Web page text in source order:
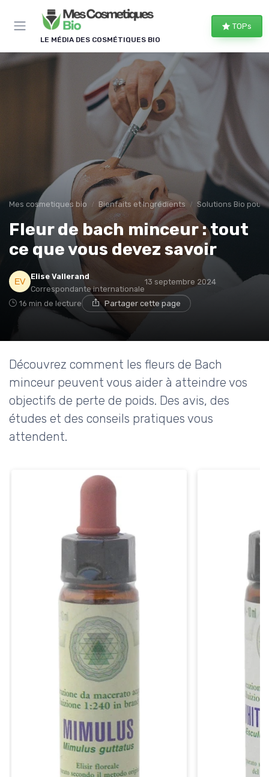
LE MÉDIA DES COSMÉTIQUES BIO
TOPs
Mes cosmetiques bio Bienfaits et Ingrédients Solutions Bio pour
Fleur de bach minceur : tout
ce que vous devez savoir
Elise Vallerand
Correspondante internationale
13 septembre 2024
16 min de lecture Partager cette page
Découvrez comment les fleurs de Bach
minceur peuvent vous aider à atteindre vos
objectifs de perte de poids. Des avis, des
études et des conseils pratiques vous
attendent.
Panneau de gestion des cookies